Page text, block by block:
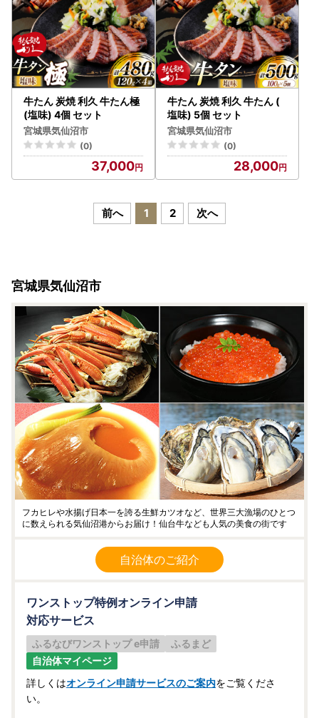
牛たん 炭焼 利久 牛たん極
(塩味) 4個 セット
宮城県気仙沼市
(0)
37,000
牛たん 炭焼 利久 牛たん (
塩味) 5個 セット
宮城県気仙沼市
(0)
28,000
前へ 1 2 次へ
宮城県気仙沼市
フカヒレや水揚げ日本一を誇る生鮮カツオなど、世界三大漁場のひとつ
に数えられる気仙沼港からお届け！仙台牛なども人気の美食の街です
自治体のご紹介
ワンストップ特例オンライン申請
対応サービス
ふるなびワンストップ e申請
ふるまど
自治体マイページ
詳しくはオンライン申請サービスのご案内をご覧くださ
い。